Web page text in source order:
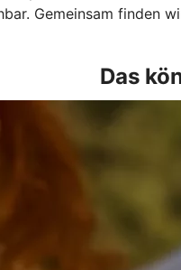
Gemeinsam finden
Das